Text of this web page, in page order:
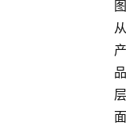
图
从
产
品
层
面